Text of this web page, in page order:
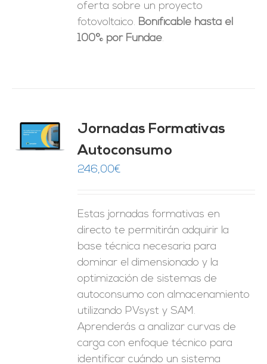
oferta sobre un proyecto
fotovoltaico. Bonificable hasta el
100% por Fundae.
Jornadas Formativas
Autoconsumo
246,00€
Estas jornadas formativas en
directo te permitirán adquirir la
base técnica necesaria para
dominar el dimensionado y la
optimización de sistemas de
autoconsumo con almacenamiento
utilizando PVsyst y SAM.
Aprenderás a analizar curvas de
carga con enfoque técnico para
identificar cuándo un sistema